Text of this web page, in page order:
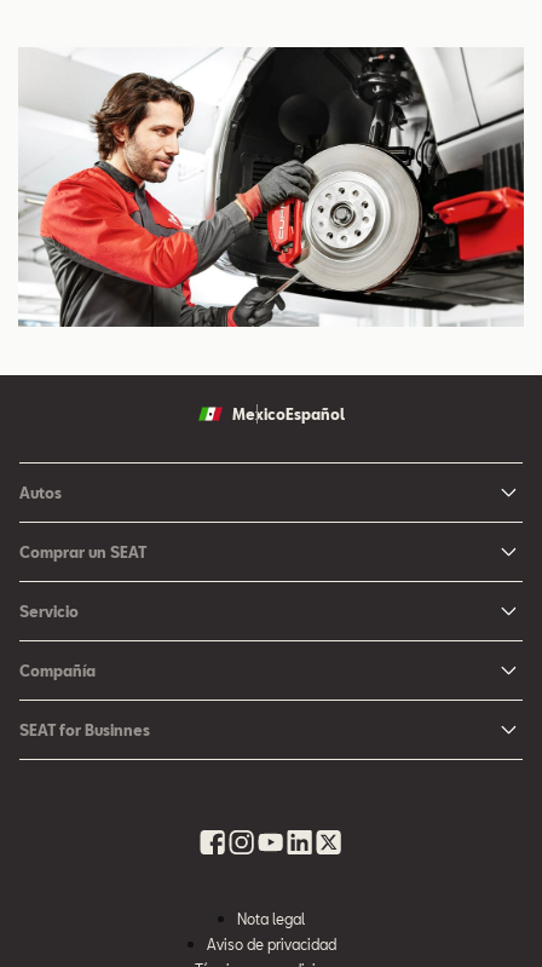
MexicoEspañol
Autos
Arona
León
Ateca
Comprar un SEAT
Configurador SEAT
Promociones
Fichas Técnicas
Ubica tu Concesionaria SEAT
SEAT Usados Certificados
Servicio
Campaña Bolsas de Aire
Promociones Servicio SEAT
Seguro de autopartes SEAT
Compañía
Cultura urbana
SEAT for Businnes
Nota legal
Aviso de privacidad